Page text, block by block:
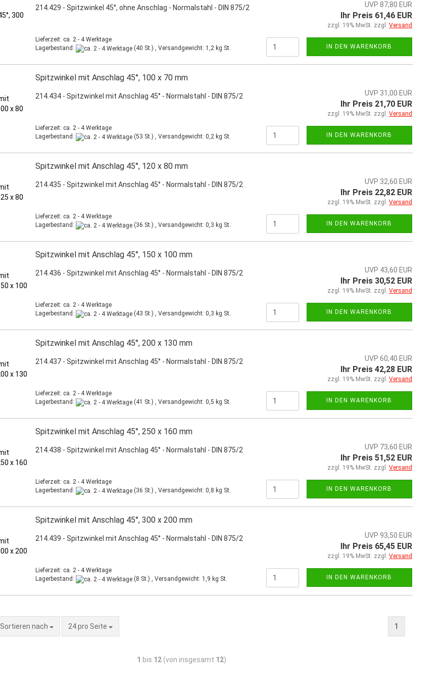
214.429 - Spitzwinkel 45°, ohne Anschlag - Normalstahl - DIN 875/2
Lieferzeit: ca. 2 - 4 Werktage
Lagerbestand:
(40 St.) , Versandgewicht: 1,2 kg St.
UVP 87,80 EUR
Ihr Preis 61,46 EUR
zzgl. 19% MwSt. zzgl. Versand
IN DEN WARENKORB
Spitzwinkel mit Anschlag 45°, 100 x 70 mm
214.434 - Spitzwinkel mit Anschlag 45° - Normalstahl - DIN 875/2
Lieferzeit: ca. 2 - 4 Werktage
Lagerbestand:
(53 St.) , Versandgewicht: 0,2 kg St.
UVP 31,00 EUR
Ihr Preis 21,70 EUR
zzgl. 19% MwSt. zzgl. Versand
IN DEN WARENKORB
Spitzwinkel mit Anschlag 45°, 120 x 80 mm
214.435 - Spitzwinkel mit Anschlag 45° - Normalstahl - DIN 875/2
Lieferzeit: ca. 2 - 4 Werktage
Lagerbestand:
(36 St.) , Versandgewicht: 0,3 kg St.
UVP 32,60 EUR
Ihr Preis 22,82 EUR
zzgl. 19% MwSt. zzgl. Versand
IN DEN WARENKORB
Spitzwinkel mit Anschlag 45°, 150 x 100 mm
214.436 - Spitzwinkel mit Anschlag 45° - Normalstahl - DIN 875/2
Lieferzeit: ca. 2 - 4 Werktage
Lagerbestand:
(43 St.) , Versandgewicht: 0,3 kg St.
UVP 43,60 EUR
Ihr Preis 30,52 EUR
zzgl. 19% MwSt. zzgl. Versand
IN DEN WARENKORB
Spitzwinkel mit Anschlag 45°, 200 x 130 mm
214.437 - Spitzwinkel mit Anschlag 45° - Normalstahl - DIN 875/2
Lieferzeit: ca. 2 - 4 Werktage
Lagerbestand:
(41 St.) , Versandgewicht: 0,5 kg St.
UVP 60,40 EUR
Ihr Preis 42,28 EUR
zzgl. 19% MwSt. zzgl. Versand
IN DEN WARENKORB
Spitzwinkel mit Anschlag 45°, 250 x 160 mm
214.438 - Spitzwinkel mit Anschlag 45° - Normalstahl - DIN 875/2
Lieferzeit: ca. 2 - 4 Werktage
Lagerbestand:
(36 St.) , Versandgewicht: 0,8 kg St.
UVP 73,60 EUR
Ihr Preis 51,52 EUR
zzgl. 19% MwSt. zzgl. Versand
IN DEN WARENKORB
Spitzwinkel mit Anschlag 45°, 300 x 200 mm
214.439 - Spitzwinkel mit Anschlag 45° - Normalstahl - DIN 875/2
Lieferzeit: ca. 2 - 4 Werktage
Lagerbestand:
(8 St.) , Versandgewicht: 1,9 kg St.
UVP 93,50 EUR
Ihr Preis 65,45 EUR
zzgl. 19% MwSt. zzgl. Versand
IN DEN WARENKORB
Sortieren nach 24 pro Seite 1
1 bis 12 (von insgesamt 12)